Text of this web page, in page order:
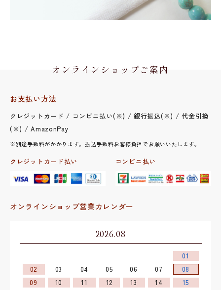
オンラインショップご案内
お支払い方法
クレジットカード / コンビニ払い(※) / 銀行振込(※) / 代金引換
(※) / AmazonPay
※別途手数料がかかります。振込手数料お客様負担でお願いいたします。
クレジットカード払い コンビニ払い
オンラインショップ営業カレンダー
2026.08
01
02
03 04 05 06 07
08
09
10 11 12 13 14
15